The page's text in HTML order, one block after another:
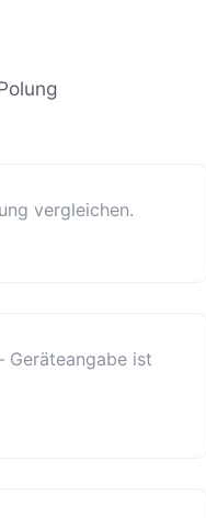
vergleichen.
Geräteangabe ist